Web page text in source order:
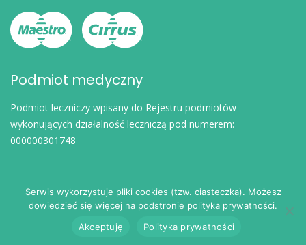
Podmiot medyczny
Podmiot leczniczy wpisany do Rejestru podmiotów
wykonujących działalność leczniczą pod numerem:
000000301748
eDoktorzy.pl . Wszelkie prawa zastrzeżone.
Serwis wykorzystuje pliki cookies (tzw. ciasteczka). Możesz
dowiedzieć się więcej na podstronie polityka prywatności.
Akceptuję
Polityka prywatności